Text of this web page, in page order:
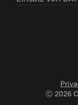
Ⓒ 2026